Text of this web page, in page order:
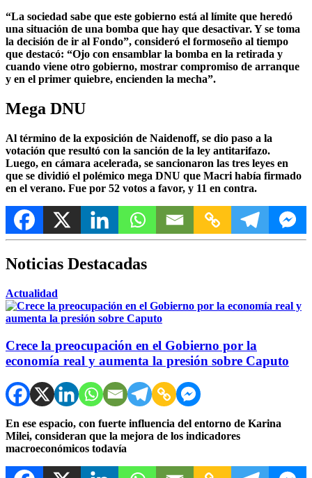
“La sociedad sabe que este gobierno está al límite que heredó
una situación de una bomba que hay que desactivar. Y se toma
la decisión de ir al Fondo”, consideró el formoseño al tiempo
que destacó: “Ojo con ensamblar la bomba en la retirada y
cuando viene otro gobierno, mostrar compromiso de arranque
y en el primer quiebre, encienden la mecha”.
Mega DNU
Al término de la exposición de Naidenoff, se dio paso a la
votación que resultó con la sanción de la ley antitarifazo.
Luego, en cámara acelerada, se sancionaron las tres leyes en
que se dividió el polémico mega DNU que Macri había firmado
en el verano. Fue por 52 votos a favor, y 11 en contra.
Noticias Destacadas
Actualidad
Crece la preocupación en el Gobierno por la
economía real y aumenta la presión sobre Caputo
En ese espacio, con fuerte influencia del entorno de Karina
Milei, consideran que la mejora de los indicadores
macroeconómicos todavía